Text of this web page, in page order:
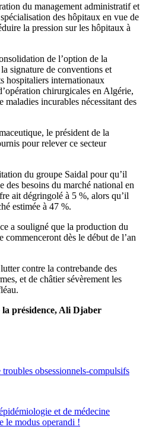
du management administratif et
des hôpitaux en vue de
la pression sur les hôpitaux à
de l’option de la
signature de conventions et
hospitaliers internationaux
chirurgicales en Algérie,
maladies incurables nécessitant des
le président de la
pour relever ce secteur
du groupe Saidal pour qu’il
des besoins du marché national en
ait dégringolé à 5 %, alors qu’il
estimée à 47 %.
a souligné que la production du
dès le début de l’an
contre la contrebande des
et de châtier sévèrement les
la présidence, Ali Djaber
obsessionnels-compulsifs
et de médecine
le modus operandi !